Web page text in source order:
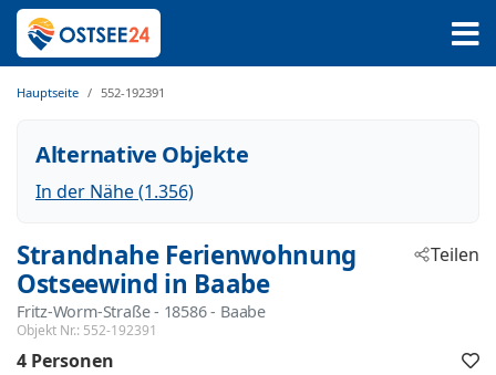
Hauptseite 552-192391
Alternative Objekte
In der Nähe (1.356)
Strandnahe Ferienwohnung
Ostseewind in Baabe
Fritz-Worm-Straße - 18586 - Baabe
Objekt Nr.: 552-192391
Teilen
4 Personen